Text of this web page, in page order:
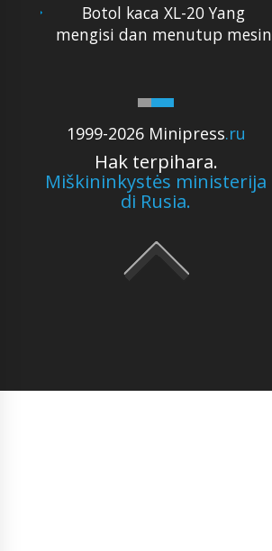
1999-2026 Minipress.ru
Hak terpihara.
Miškininkystės ministerija
di Rusia.
Botol kaca XL-20 Yang
mengisi dan menutup mesin